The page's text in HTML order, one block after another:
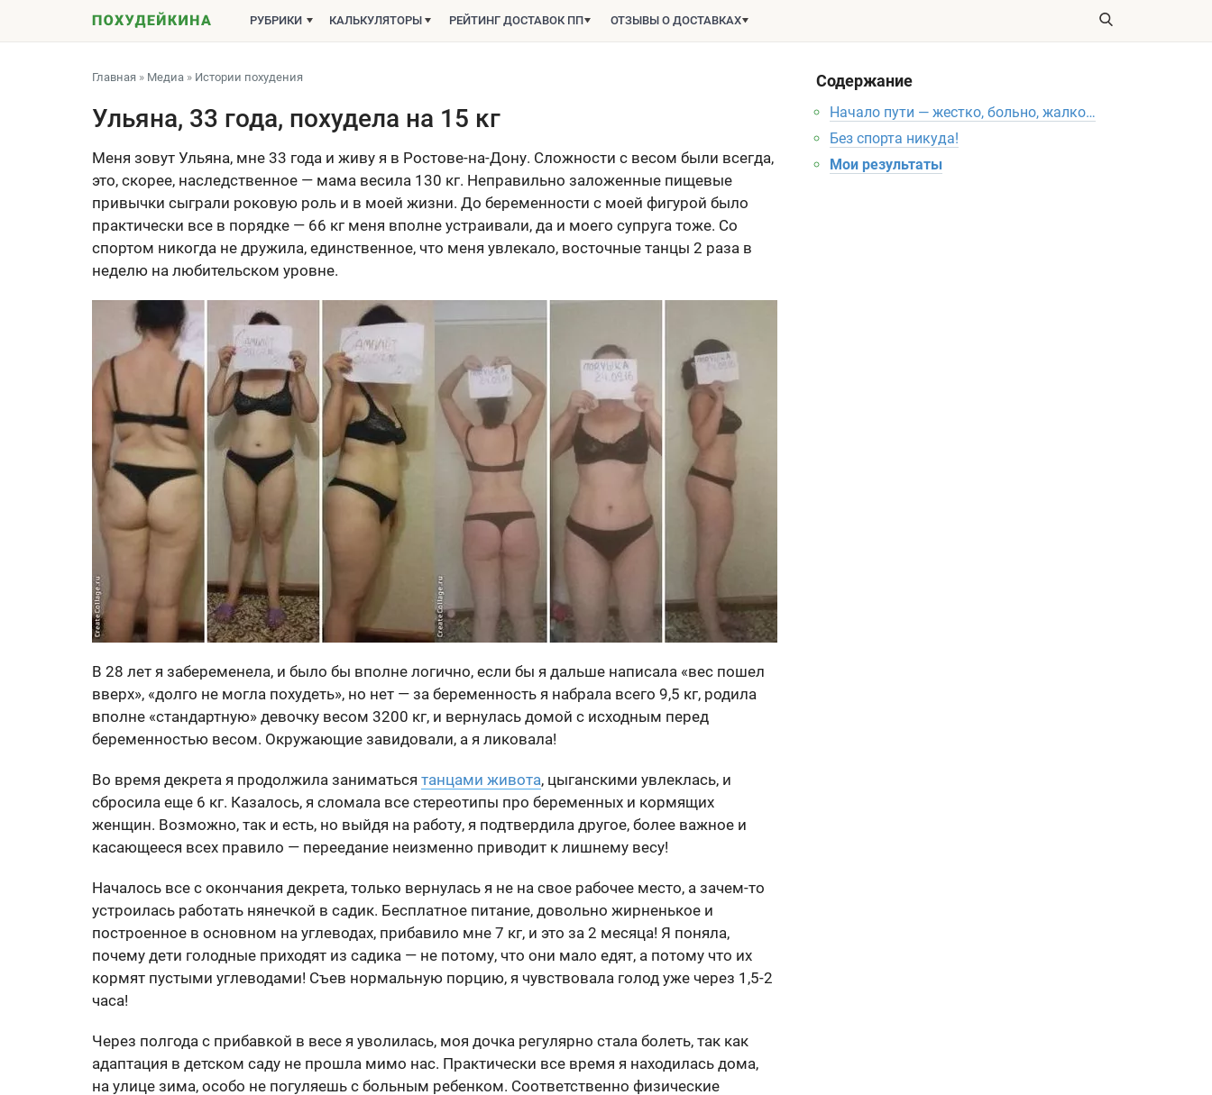
РУБРИКИ КАЛЬКУЛЯТОРЫ РЕЙТИНГ ДОСТАВОК ПП ОТЗЫВЫ О ДОСТАВКАХ
Главная » Медиа » Истории похудения
Ульяна, 33 года, похудела на 15 кг
Меня зовут Ульяна, мне 33 года и живу я в Ростове-на-Дону. Сложности с весом были всегда,
это, скорее, наследственное — мама весила 130 кг. Неправильно заложенные пищевые
привычки сыграли роковую роль и в моей жизни. До беременности с моей фигурой было
практически все в порядке — 66 кг меня вполне устраивали, да и моего супруга тоже. Со
спортом никогда не дружила, единственное, что меня увлекало, восточные танцы 2 раза в
неделю на любительском уровне.
В 28 лет я забеременела, и было бы вполне логично, если бы я дальше написала «вес пошел
вверх», «долго не могла похудеть», но нет — за беременность я набрала всего 9,5 кг, родила
вполне «стандартную» девочку весом 3200 кг, и вернулась домой с исходным перед
беременностью весом. Окружающие завидовали, а я ликовала!
Во время декрета я продолжила заниматься танцами живота, цыганскими увлеклась, и
сбросила еще 6 кг. Казалось, я сломала все стереотипы про беременных и кормящих
женщин. Возможно, так и есть, но выйдя на работу, я подтвердила другое, более важное и
касающееся всех правило — переедание неизменно приводит к лишнему весу!
Началось все с окончания декрета, только вернулась я не на свое рабочее место, а зачем-то
устроилась работать нянечкой в садик. Бесплатное питание, довольно жирненькое и
построенное в основном на углеводах, прибавило мне 7 кг, и это за 2 месяца! Я поняла,
почему дети голодные приходят из садика — не потому, что они мало едят, а потому что их
кормят пустыми углеводами! Съев нормальную порцию, я чувствовала голод уже через 1,5-2
часа!
Через полгода с прибавкой в весе я уволилась, моя дочка регулярно стала болеть, так как
адаптация в детском саду не прошла мимо нас. Практически все время я находилась дома,
на улице зима, особо не погуляешь с больным ребенком. Соответственно физические
Содержание
Начало пути — жестко, больно, жалко…
Без спорта никуда!
Мои результаты